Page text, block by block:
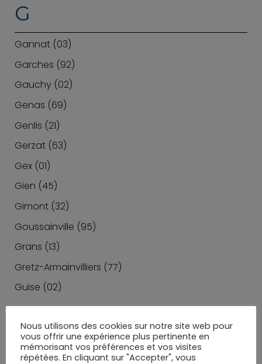
G
Gannat (03)
Garches (92)
Gauchy (02)
Genas (69)
Genlis (21)
Gerzat (63)
Gex (01)
Gien (45)
Gimont (32)
Goussainville (95)
Grans (13)
Gretz-Armainvilliers (77)
Guise (02)
RETOUR EN HAUT
H
Nous utilisons des cookies sur notre site web pour
vous offrir une expérience plus pertinente en
mémorisant vos préférences et vos visites
répétées. En cliquant sur "Accepter", vous